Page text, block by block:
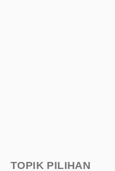
TOPIK PILIHAN